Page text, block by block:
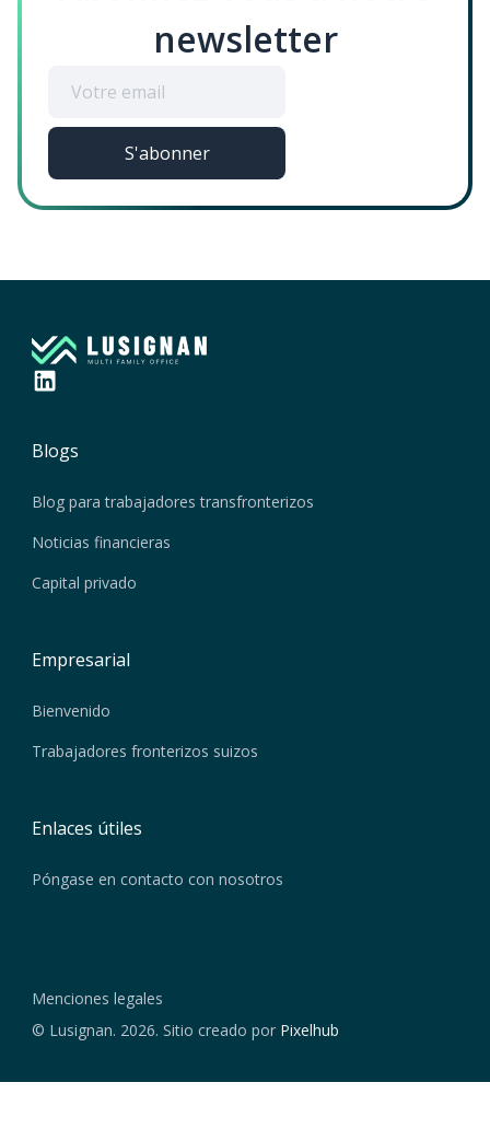
newsletter
Blogs
Blog para trabajadores transfronterizos
Noticias financieras
Capital privado
Empresarial
Bienvenido
Trabajadores fronterizos suizos
Enlaces útiles
Póngase en contacto con nosotros
© Lusignan. 2026. Sitio creado por Pixelhub
Menciones legales